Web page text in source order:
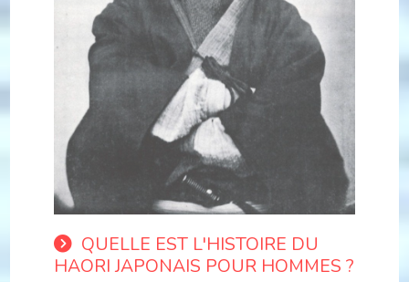
QUELLE EST L'HISTOIRE DU
HAORI JAPONAIS POUR HOMMES ?